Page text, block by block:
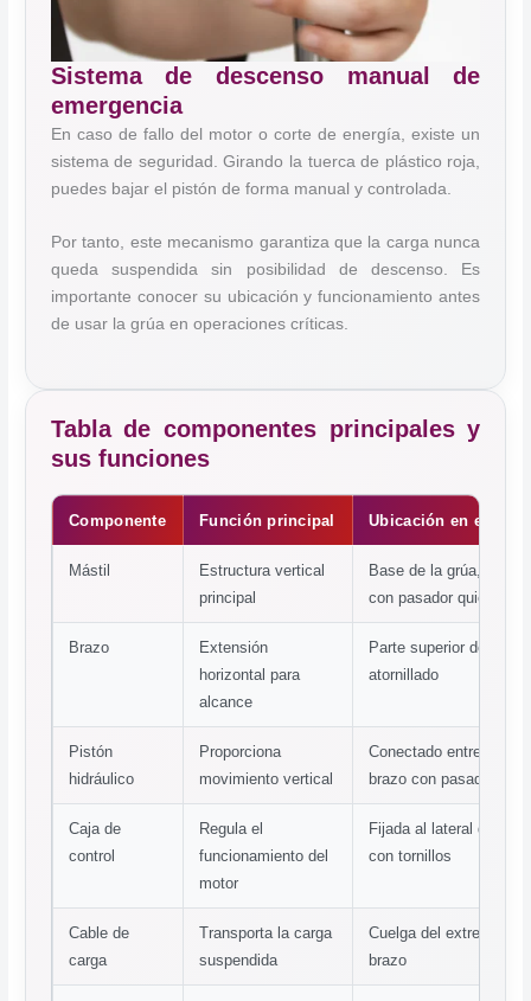
Sistema de descenso manual de
emergencia
En caso de fallo del motor o corte de energía, existe un
sistema de seguridad. Girando la tuerca de plástico roja,
puedes bajar el pistón de forma manual y controlada.
Por tanto, este mecanismo garantiza que la carga nunca
queda suspendida sin posibilidad de descenso. Es
importante conocer su ubicación y funcionamiento antes
de usar la grúa en operaciones críticas.
Tabla de componentes principales y
sus funciones
Componente Función principal Ubicación en el
Mástil
Estructura vertical
principal
Base de la grúa, se
con pasador quick
Brazo
Extensión
horizontal para
alcance
Parte superior del
atornillado
Pistón
hidráulico
Proporciona
movimiento vertical
Conectado entre
brazo con pasadores
Caja de
control
Regula el
funcionamiento del
motor
Fijada al lateral de la
con tornillos
Cable de
carga
Transporta la carga
suspendida
Cuelga del extremo del
brazo